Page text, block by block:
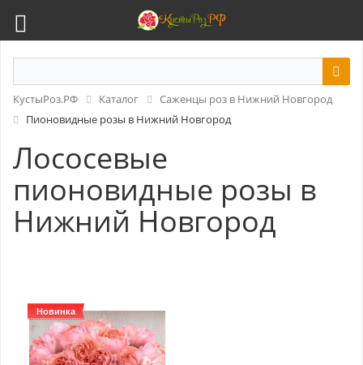
КустыРоз.РФ Каталог
Саженцы роз в Нижний Новгород
Пионовидные розы в Нижний Новгород
Лососевые
пионовидные розы в
Нижний Новгород
Новинка